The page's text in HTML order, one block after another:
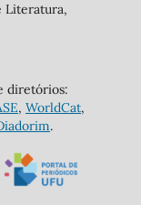
Literatura,
diretórios:
, WorldCat,
.